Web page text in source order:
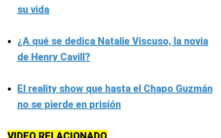
su vida
¿A qué se dedica Natalie Viscuso, la novia
de Henry Cavill?
El reality show que hasta el Chapo Guzmán
no se pierde en prisión